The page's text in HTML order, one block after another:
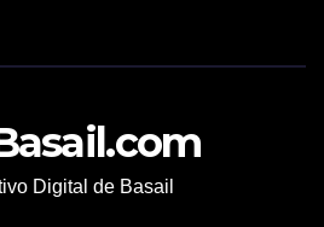
Digital de Basail